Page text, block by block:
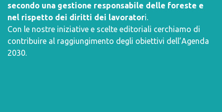
secondo una gestione responsabile delle foreste e
nel rispetto dei diritti dei lavoratori.
Con le nostre iniziative e scelte editoriali cerchiamo di
contribuire al raggiungimento degli obiettivi dell’Agenda
2030